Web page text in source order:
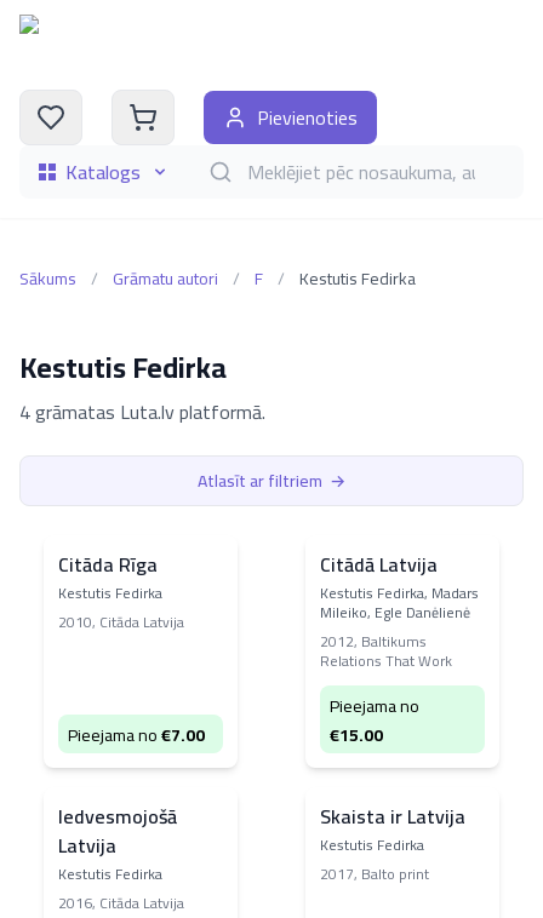
Katalogs Meklēt grāmatas pēc nosaukuma, autora,
Pievienoties
Sākums / Grāmatu autori / F / Kestutis Fedirka
Kestutis Fedirka
4 grāmatas Luta.lv platformā.
Atlasīt ar filtriem →
Citāda Rīga
Kestutis Fedirka
2010, Citāda Latvija
Pieejama no€7.00
Citādā Latvija
Kestutis Fedirka, Madars
Mileiko, Egle Danėlienė
2012, Baltikums
Relations That Work
Pieejama no
€15.00
Iedvesmojošā
Latvija
Kestutis Fedirka
2016, Citāda Latvija
Skaista ir Latvija
Kestutis Fedirka
2017, Balto print